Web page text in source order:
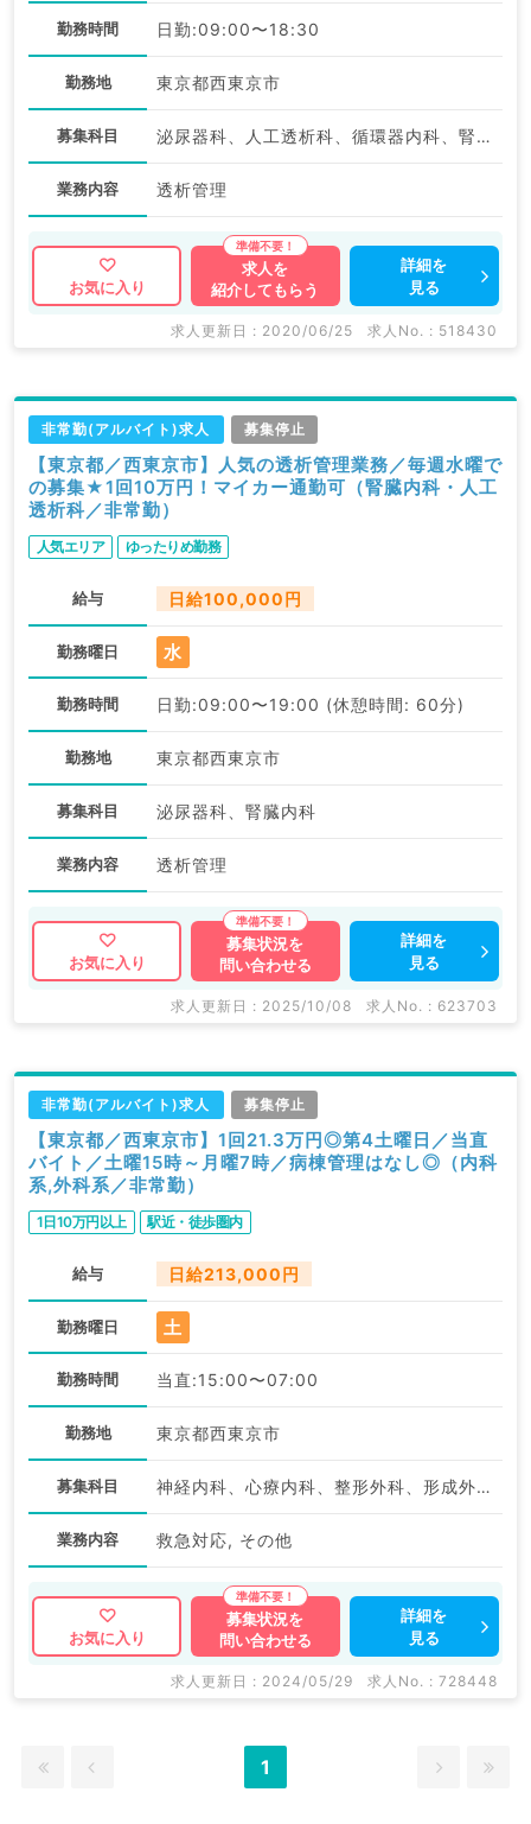
勤務時間 日勤:09:00〜18:30
勤務地 東京都西東京市
募集科目 泌尿器科、人工透析科、循環器内科、腎臓内科
業務内容 透析管理
お気に入り
求人を
紹介してもらう
詳細を
見る
求人更新日 : 2020/06/25 求人No. : 518430
非常勤(アルバイト)求人 募集停止
【東京都／西東京市】人気の透析管理業務／毎週水曜で
の募集★1回10万円！マイカー通勤可（腎臓内科・人工
透析科／非常勤）
人気エリア ゆったりめ勤務
給与 日給100,000円
勤務曜日 水
勤務時間 日勤:09:00〜19:00 (休憩時間: 60分)
勤務地 東京都西東京市
募集科目 泌尿器科、腎臓内科
業務内容 透析管理
お気に入り
募集状況を
問い合わせる
詳細を
見る
求人更新日 : 2025/10/08 求人No. : 623703
非常勤(アルバイト)求人 募集停止
【東京都／西東京市】1回21.3万円◎第4土曜日／当直
バイト／土曜15時～月曜7時／病棟管理はなし◎（内科
系,外科系／非常勤）
1日10万円以上 駅近・徒歩圏内
給与 日給213,000円
勤務曜日 土
勤務時間 当直:15:00〜07:00
勤務地 東京都西東京市
募集科目 神経内科、心療内科、整形外科、形成外科、美容外科、脳神経外科、呼吸器外科、心臓血管外科、小児外科、泌尿器科、一般内科、循環器内科、呼吸器内科、消化器内科、内分泌・代謝内科、腎臓内科、老年内科、外科系全般、一般外科、消化器外科、乳腺外科、膠原病科、スポーツ整形外科、大腸・肛門外科、脊髄・脊椎外科
業務内容 救急対応, その他
お気に入り
募集状況を
問い合わせる
詳細を
見る
求人更新日 : 2024/05/29 求人No. : 728448
1